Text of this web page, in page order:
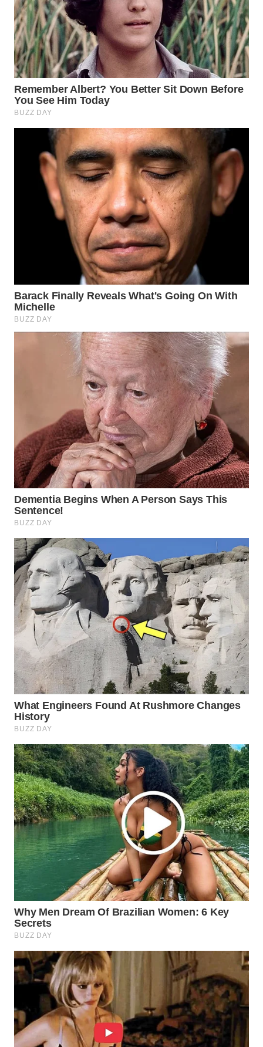
TAPANULI
TENGAH
WN DELI
SERDANG
WN
TEBING
TINGGI
WN
PAKPAK
WN
KARAWANG
BOGOR
WN
DEPOK
SAMOSIR
WN
PADANG
LAWAS
WN
WN
CIANJUR
WN
KEPULAUAN
SERIBU
WN
TANGERANG
WN
BINJAI
WN
CIREBON
WN
INDRAMAYU
WN
KUNINGAN
MAJALENGKA
WN
SUBANG
WN
SUKABUMI
WN
PURWAKARTA